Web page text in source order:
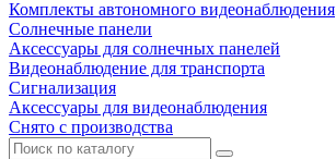
Комплекты автономного видеонаблюдения
Солнечные панели
Аксессуары для солнечных панелей
Видеонаблюдение для транспорта
Сигнализация
Аксессуары для видеонаблюдения
Снято с производства